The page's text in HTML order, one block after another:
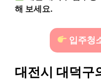
해 보세요.
입주청
대전시 대덕구